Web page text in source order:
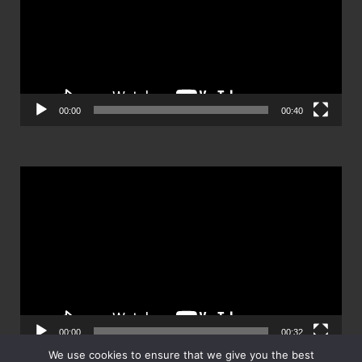
00:00 00:40
00:00 00:32
We use cookies to ensure that we give you the best